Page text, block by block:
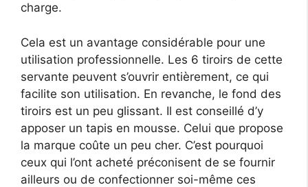
charge.
Cela est un avantage considérable pour une
utilisation professionnelle. Les 6 tiroirs de cette
servante peuvent s’ouvrir entièrement, ce qui
facilite son utilisation. En revanche, le fond des
tiroirs est un peu glissant. Il est conseillé d’y
apposer un tapis en mousse. Celui que propose
la marque coûte un peu cher. C’est pourquoi
ceux qui l’ont acheté préconisent de se fournir
ailleurs ou de confectionner soi-même ces